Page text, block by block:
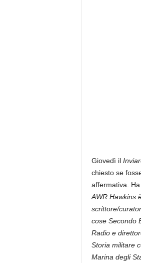
Giovedì il
chiesto se
affermativa.
AWR Hawkins
scrittore/
cose Secondo
Radio e
Storia militare
Marina degli